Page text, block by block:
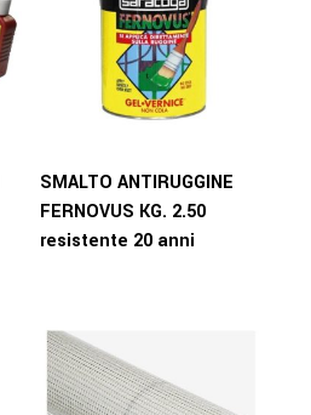
SMALTO ANTIRUGGINE
FERNOVUS KG. 2.50
resistente 20 anni